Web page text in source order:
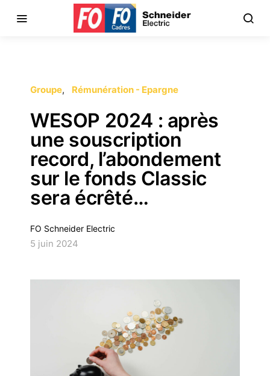
Groupe Rémunération - Epargne
WESOP 2024 : après
une souscription
record, l’abondement
sur le fonds Classic
sera écrêté…
FO Schneider Electric
5 juin 2024